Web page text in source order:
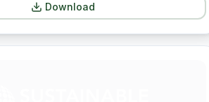
Download